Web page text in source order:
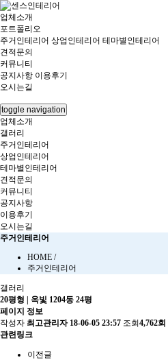
업체소개
포트폴리오
주거인테리어 상업인테리어 테마별인테리어
견적문의
커뮤니티
공지사항 이용후기
오시는길
toggle navigation
업체소개
갤러리
주거인테리어
상업인테리어
테마별인테리어
견적문의
커뮤니티
공지사항
이용후기
오시는길
주거인테리어
HOME /
주거인테리어
갤러리
20평형 | 옥빛 1204동 24평
페이지 정보
작성자 최고관리자 18-06-05 23:57 조회 4,762회
관련링크
이전글